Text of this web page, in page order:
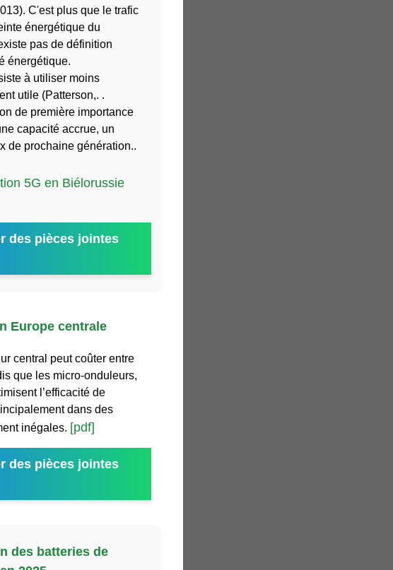
C'est plus que le trafic
énergétique du
pas de définition
énergétique.
à utiliser moins
utile (Patterson,. .
de première importance
capacité accrue, un
de prochaine génération..
5G en Biélorussie
des pièces jointes
Europe centrale
central peut coûter entre
que les micro-onduleurs,
l’efficacité de
dans des
inégales. [pdf]
des pièces jointes
des batteries de